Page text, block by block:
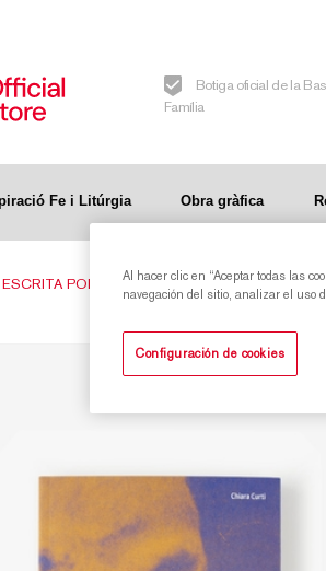
Botiga oficial de la
Família
Fe i Litúrgia Obra gràfica
POR SUS AMIGOS
Al hacer clic en “Aceptar todas las
navegación del sitio, analizar el uso
Configuración de cookies